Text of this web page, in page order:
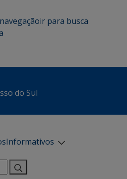
ir para busca
do Sul
Informativos